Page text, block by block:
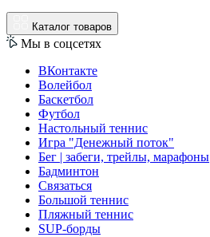
Каталог товаров
Мы в соцсетях
ВКонтакте
Волейбол
Баскетбол
Футбол
Настольный теннис
Игра "Денежный поток"
Бег | забеги, трейлы, марафоны
Бадминтон
Связаться
Большой теннис
Пляжный теннис
SUP-борды